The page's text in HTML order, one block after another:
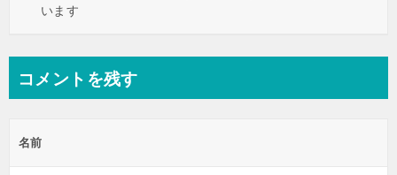
います
コメントを残す
名前